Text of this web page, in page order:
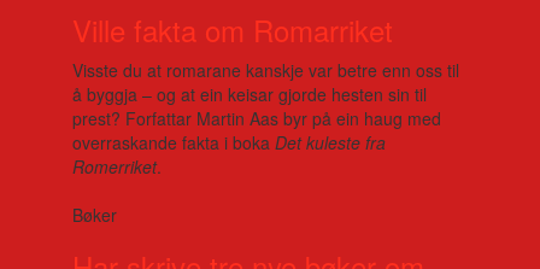
Ville fakta om Romarriket
Visste du at romarane kanskje var betre enn oss til
å byggja – og at ein keisar gjorde hesten sin til
prest? Forfattar Martin Aas byr på ein haug med
overraskande fakta i boka Det kuleste fra
Romerriket.
Bøker